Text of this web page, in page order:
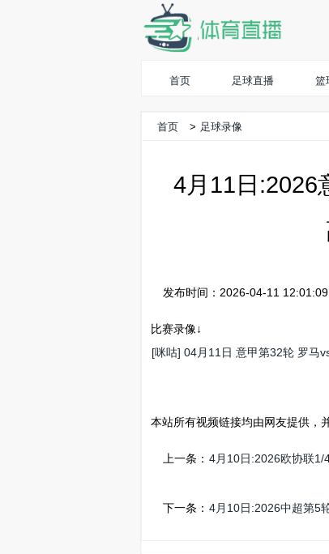
首页 足球直播 篮
首页 > 足球录像
4月11日:2026
发布时间：2026-04-11 12:01:09
比赛录像↓
[咪咕] 04月11日 意甲第32轮 罗马
本站所有视频链接均由网友提供，
上一条： 4月10日:2026欧协联1/
下一条： 4月10日:2026中超第5